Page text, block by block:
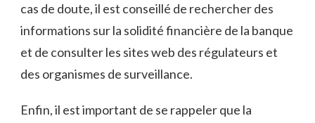
cas de doute, il est conseillé de rechercher des
informations sur la solidité financière de la banque
et de consulter les sites web des régulateurs et
des organismes de surveillance.
Enfin, il est important de se rappeler que la